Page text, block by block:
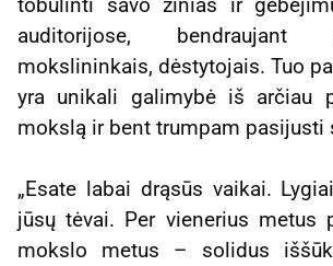
tobulinti savo žinias ir
auditorijose,
mokslininkais, dėstytojais. Tuo
yra unikali galimybė iš arčiau
mokslą ir bent trumpam pasijusti
„Esate labai drąsūs vaikai.
jūsų tėvai. Per vienerius metus
mokslo metus – solidus